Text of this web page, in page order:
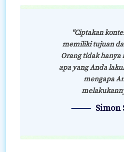
"Ciptakan
memiliki tujuan
Orang tidak hanya
apa yang Anda
mengapa
Simon